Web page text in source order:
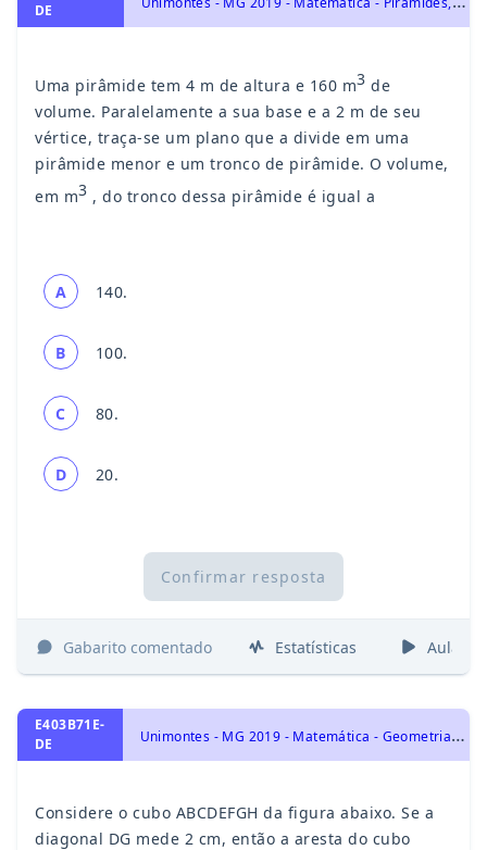
DE
Uma pirâmide tem 4 m de altura e 160 m3 de
volume. Paralelamente a sua base e a 2 m de seu
vértice, traça-se um plano que a divide em uma
pirâmide menor e um tronco de pirâmide. O volume,
em m3 , do tronco dessa pirâmide é igual a
A 140.
B 100.
C 80.
D 20.
Confirmar resposta
Gabarito comentado Estatísticas Aulas
E403B71E-
DE
U
nimontes - MG 2019 - Matemática - Geometria Espacial, Poliedros
Considere o cubo ABCDEFGH da figura abaixo. Se a
diagonal DG mede 2 cm, então a aresta do cubo